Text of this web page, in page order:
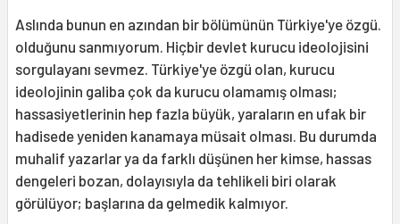
Aslında bunun en azından bir bölümünün Türkiye'ye özgü.
olduğunu sanmıyorum. Hiçbir devlet kurucu ideolojisini
sorgulayanı sevmez. Türkiye'ye özgü olan, kurucu
ideolojinin galiba çok da kurucu olamamış olması;
hassasiyetlerinin hep fazla büyük, yaraların en ufak bir
hadisede yeniden kanamaya müsait olması. Bu durumda
muhalif yazarlar ya da farklı düşünen her kimse, hassas
dengeleri bozan, dolayısıyla da tehlikeli biri olarak
görülüyor; başlarına da gelmedik kalmıyor.